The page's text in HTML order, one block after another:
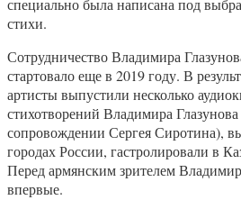
специально была написана под
стихи.
Сотрудничество Владимира
стартовало еще в 2019 году. В
артисты выпустили несколько
стихотворений Владимира
сопровождении Сергея Сиротина),
городах России, гастролировали в
Перед армянским зрителем
впервые.